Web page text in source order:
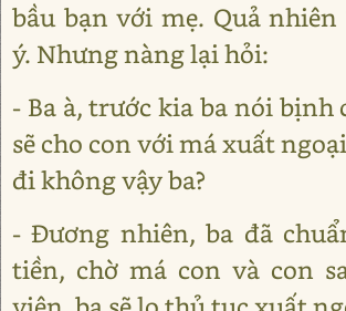
bầu bạn với mẹ. Quả
ý. Nhưng nàng lại hỏi:
- Ba à, trước kia ba nói bịnh
sẽ cho con với má xuất
đi không vậy ba?
- Đương nhiên, ba đã
tiền, chờ má con và con